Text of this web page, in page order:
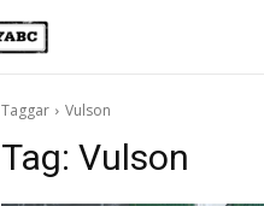
Taggar Vulson
Tag: Vulson